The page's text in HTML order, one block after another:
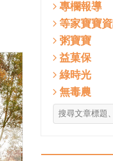
專欄報導
等家寶寶
粥寶寶
益菓保
綠時光
無毒農